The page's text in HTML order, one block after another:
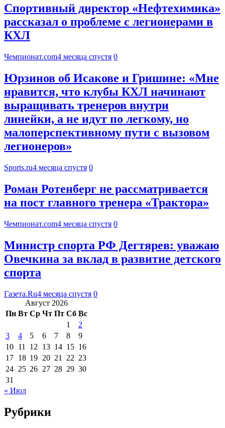
Спортивный директор «Нефтехимика»
рассказал о проблеме с легионерами в
КХЛ
Чемпионат.com4 месяца спустя 0
Юрзинов об Исакове и Гришине: «Мне
нравится, что клубы КХЛ начинают
выращивать тренеров внутри
линейки, а не идут по легкому, но
малоперспективному пути с вызовом
легионеров»
Sports.ru4 месяца спустя 0
Роман Ротенберг не рассматривается
на пост главного тренера «Трактора»
Чемпионат.com4 месяца спустя 0
Министр спорта РФ Дегтярев: уважаю
Овечкина за вклад в развитие детского
спорта
Газета.Ru4 месяца спустя 0
Август 2026
Пн Вт Ср Чт Пт Сб Вс
1
2
3
4 5 6 7 8
9
10 11 12 13 14 15 16
17 18 19 20 21 22 23
24 25 26 27 28 29 30
31
« Июл
Рубрики